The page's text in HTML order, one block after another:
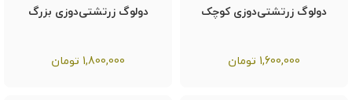
دولوگ زرتشتی‌دوزی کوچک
1,600,000 تومان
دولوگ زرتشتی‌دوزی بزرگ
1,800,000 تومان